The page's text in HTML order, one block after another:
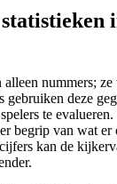
alleen nummers;
gebruiken deze
te
begrip van wat er
kan de